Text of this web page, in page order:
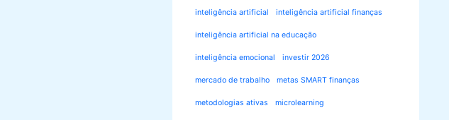
inteligência artificial inteligência artificial finanças
inteligência artificial na educação
inteligência emocional investir 2026
mercado de trabalho metas SMART finanças
metodologias ativas microlearning